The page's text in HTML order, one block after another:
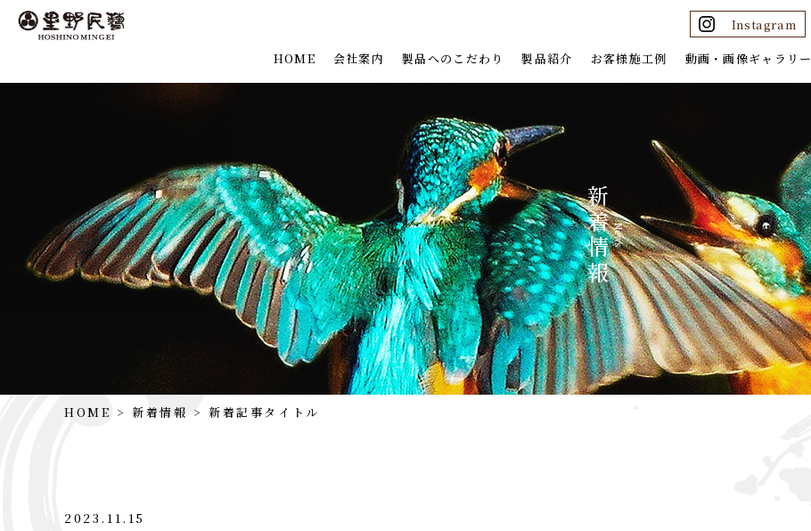
HOME
会社案内
理念
主宰者略歴
アクセス
製品へのこだわり
製品が完成するまで
製品紹介
八角炉
ソファ
サイドボード・食器棚
その他の家具
組楽シリーズ
一枚板シリーズ 鳳凰
お客様施工例 動画・画像ギャラリー
Instagram
News
新
着
情
報
HOME 新着情報 新着記事タイトル
2023.11.15